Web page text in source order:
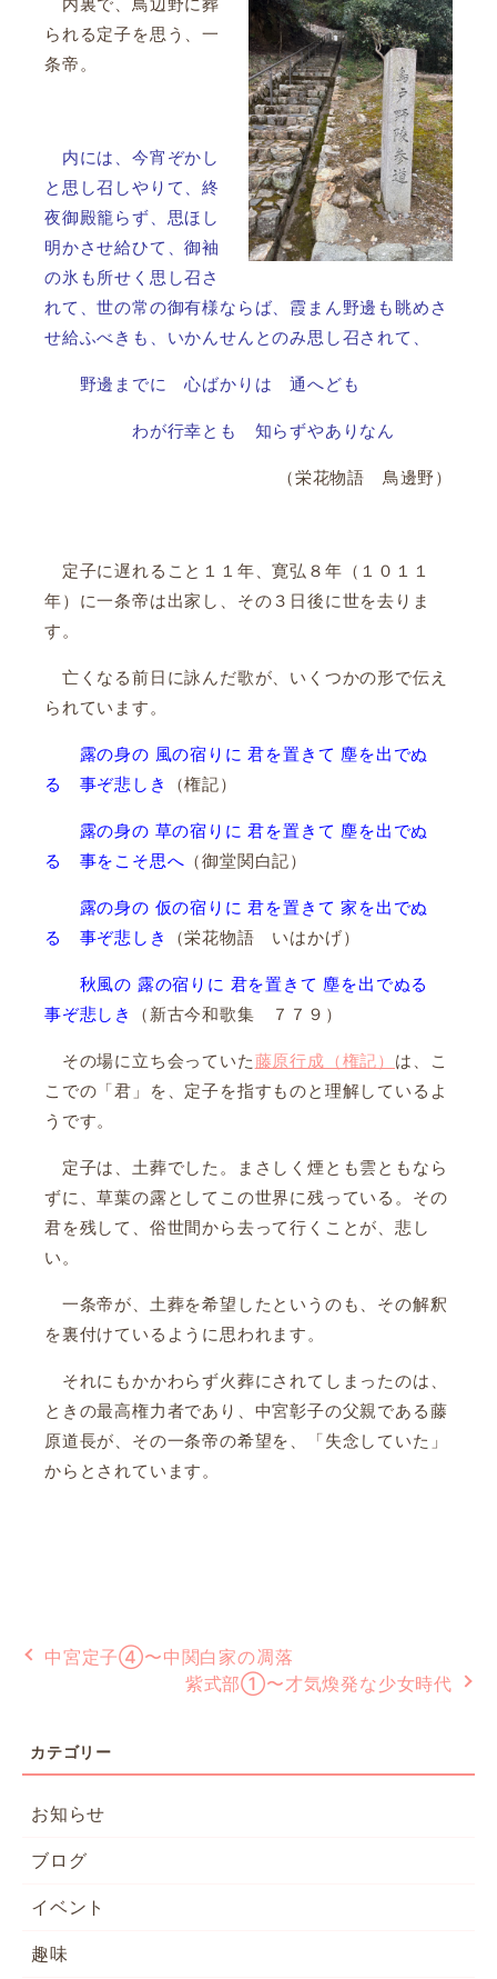
られる定子を思う、一
条帝。
内には、今宵ぞかし
と思し召しやりて、終
夜御殿籠らず、思ほし
明かさせ給ひて、御袖
の氷も所せく思し召さ
れて、世の常の御有様ならば、霞まん野邊も眺めさ
せ給ふべきも、いかんせんとのみ思し召されて、
野邊までに 心ばかりは 通へども
わが行幸とも 知らずやありなん
（栄花物語 鳥邊野）
定子に遅れること１１年、寛弘８年（１０１１
年）に一条帝は出家し、その３日後に世を去りま
す。
亡くなる前日に詠んだ歌が、いくつかの形で伝え
られています。
露の身の 風の宿りに 君を置きて 塵を出でぬ
る 事ぞ悲しき
（権記）
露の身の 草の宿りに 君を置きて 塵を出でぬ
る 事をこそ思へ （御堂関白記）
露の身の 仮の宿りに 君を置きて 家を出でぬ
る 事ぞ悲しき
（栄花物語 いはかげ）
秋風の 露の宿りに 君を置きて 塵を出でぬる
事ぞ悲しき
（新古今和歌集 ７７９）
その場に立ち会っていた藤原行成（権記） は、こ
こでの「君」を、定子を指すものと理解しているよ
うです。
定子は、土葬でした。まさしく煙とも雲ともなら
ずに、草葉の露としてこの世界に残っている。その
君を残して、俗世間から去って行くことが、悲し
い。
一条帝が、土葬を希望したというのも、その解釈
を裏付けているように思われます。
それにもかかわらず火葬にされてしまったのは、
ときの最高権力者であり、中宮彰子の父親である藤
原道長が、その一条帝の希望を、「失念していた」
からとされています。
中宮定子④〜中関白家の凋落
紫式部①〜才気煥発な少女時代
お知らせ
ブログ
イベント
趣味